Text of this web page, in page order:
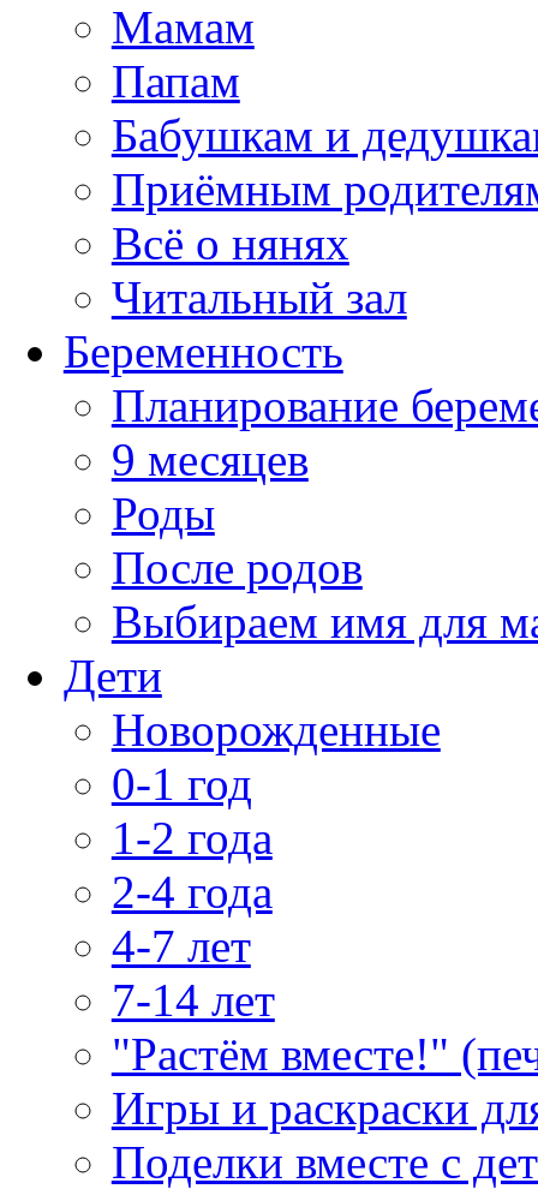
Мамам
Папам
Бабушкам и
Приёмным
Всё о нянях
Читальный зал
Беременность
Планирование
9 месяцев
Роды
После родов
Выбираем имя для
Дети
Новорожденные
0-1 год
1-2 года
2-4 года
4-7 лет
7-14 лет
"Растём вместе!"
Игры и раскраски
Поделки вместе с